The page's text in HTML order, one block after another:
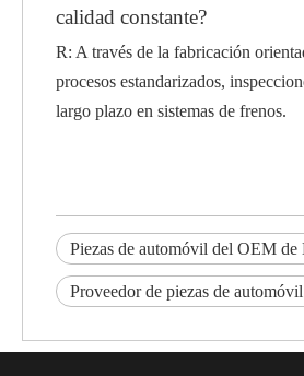
calidad constante?
R: A través de la fabricación
procesos estandarizados,
largo plazo en sistemas de frenos.
Piezas de automóvil del OEM
Proveedor de piezas de